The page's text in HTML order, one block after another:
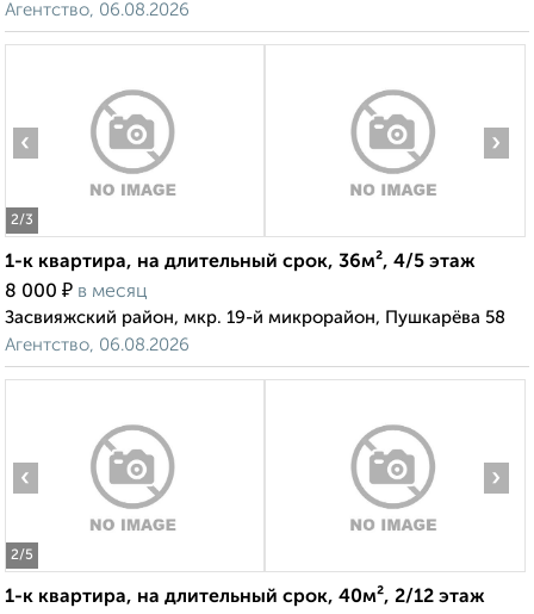
Агентство, 06.08.2026
2/3
‹ ›
1-к квартира, на длительный срок, 36м², 4/5 этаж
8 000 ₽ в месяц
Засвияжский район, мкр. 19-й микрорайон, Пушкарёва 58
Агентство, 06.08.2026
2/5
‹ ›
1-к квартира, на длительный срок, 40м², 2/12 этаж